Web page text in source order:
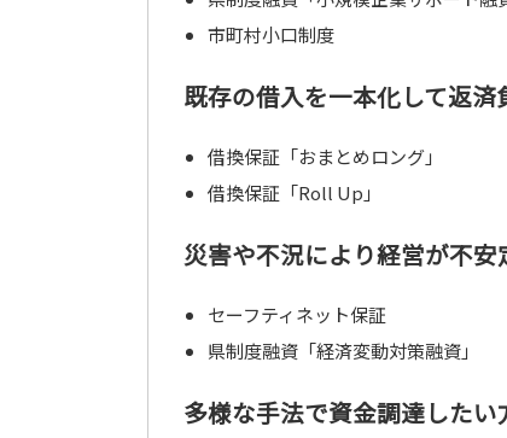
市町村小口制度
既存の借入を一本化して返
借換保証「おまとめロング」
借換保証「Roll Up」
災害や不況により経営が不安
セーフティネット保証
県制度融資「経済変動対策融資」
多様な手法で資金調達したい